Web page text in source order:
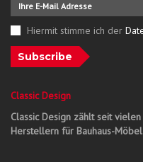
Hiermit stimme ich der
Subscribe
Classic Design
Classic Design zählt seit
Herstellern für Bauhaus-